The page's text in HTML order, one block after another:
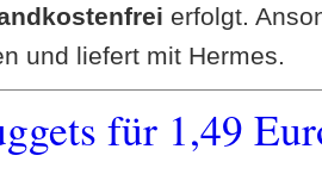
erfolgt.
und liefert mit Hermes.
für 1,49